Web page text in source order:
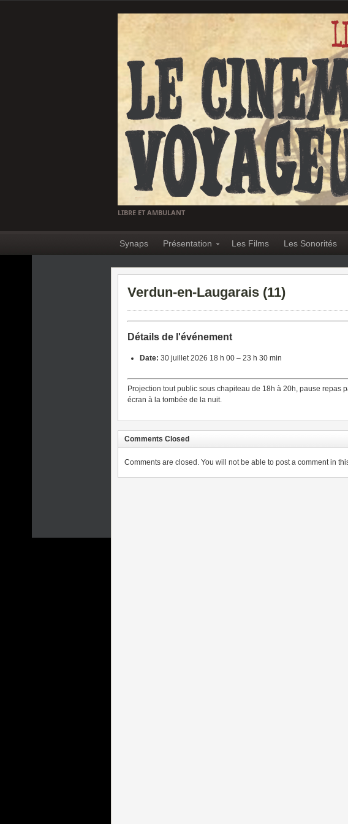
LIBRE ET AMBULANT
Synaps Présentation Les Films Les Sonorités
Verdun-en-Laugarais (11)
Détails de l'événement
Date: 30 juillet 2026 18 h 00 – 23 h 30 min
Projection tout public sous chapiteau de 18h à 20h, pause repas
écran à la tombée de la nuit.
Comments Closed
Comments are closed. You will not be able to post a comment in